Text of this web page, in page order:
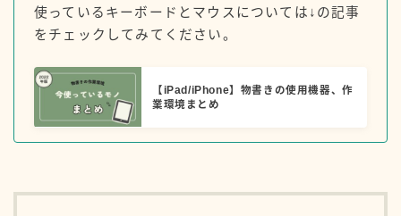
使っているキーボードとマウスについては↓の記事
をチェックしてみてください。
【iPad/iPhone】物書きの使用機器、作
業環境まとめ